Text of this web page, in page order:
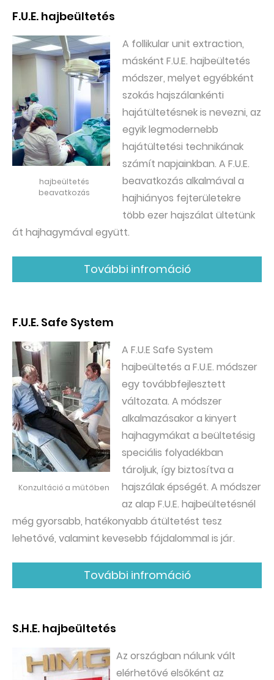
F.U.E. hajbeültetés
hajbeültetés
beavatkozás
A follikular unit extraction,
másként F.U.E. hajbeültetés
módszer, melyet egyébként
szokás hajszálankénti
hajátültetésnek is nevezni, az
egyik legmodernebb
hajátültetési technikának
számít napjainkban. A F.U.E.
beavatkozás alkalmával a
hajhiányos fejterületekre
több ezer hajszálat ültetünk
át hajhagymával együtt.
További infromáció
F.U.E. Safe System
Konzultáció a műtőben
A F.U.E Safe System
hajbeültetés a F.U.E. módszer
egy továbbfejlesztett
változata. A módszer
alkalmazásakor a kinyert
hajhagymákat a beültetésig
speciális folyadékban
tároljuk, így biztosítva a
hajszálak épségét. A módszer
az alap F.U.E. hajbeültetésnél
még gyorsabb, hatékonyabb átültetést tesz
lehetővé, valamint kevesebb fájdalommal is jár.
További infromáció
S.H.E. hajbeültetés
Az országban nálunk vált
elérhetővé elsőként az